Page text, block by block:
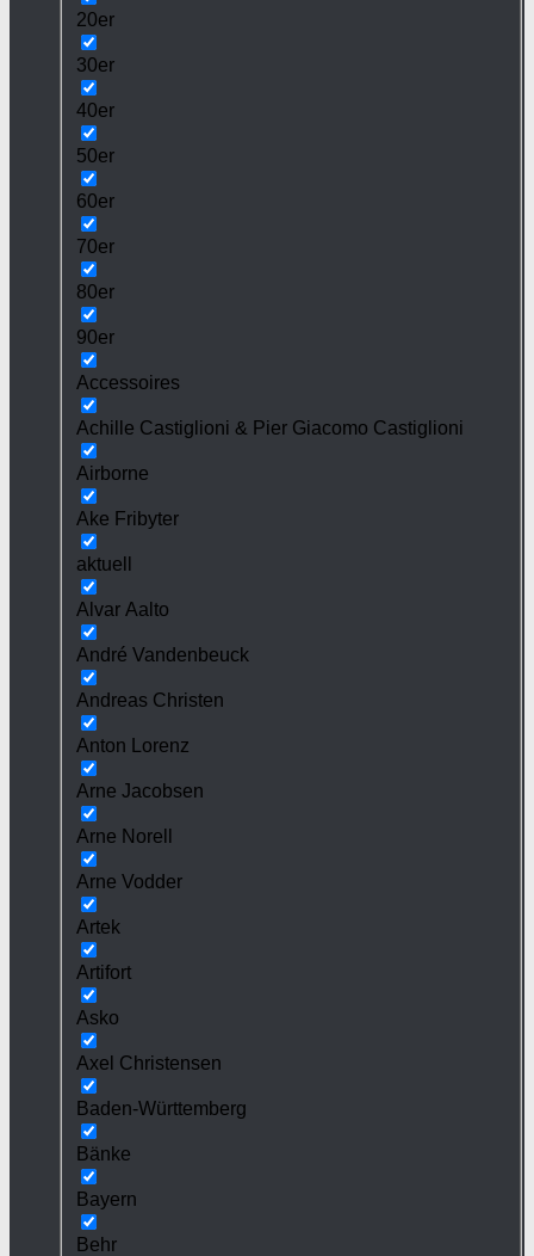
20er
30er
40er
50er
60er
70er
80er
90er
Accessoires
Achille Castiglioni & Pier Giacomo Castiglioni
Airborne
Ake Fribyter
aktuell
Alvar Aalto
André Vandenbeuck
Andreas Christen
Anton Lorenz
Arne Jacobsen
Arne Norell
Arne Vodder
Artek
Artifort
Asko
Axel Christensen
Baden-Württemberg
Bänke
Bayern
Behr